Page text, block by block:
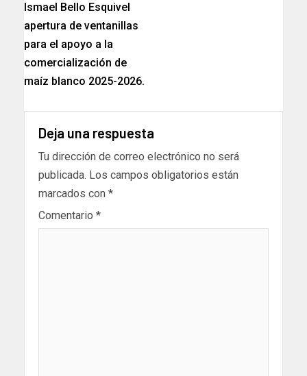
Ismael Bello Esquivel
apertura de ventanillas
para el apoyo a la
comercialización de
maíz blanco 2025-2026.
Deja una respuesta
Tu dirección de correo electrónico no será
publicada. Los campos obligatorios están
marcados con *
Comentario *